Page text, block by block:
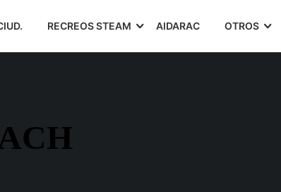
RECREOS STEAM AIDARAC OTROS